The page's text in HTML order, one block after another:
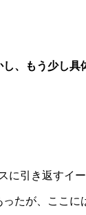
、もう少し
引き返すイー
が、ここ